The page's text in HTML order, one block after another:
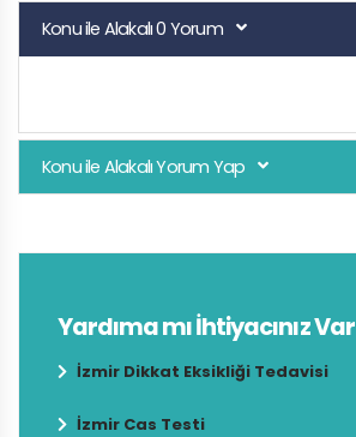
Konu ile Alakalı 0 Yorum
Konu ile Alakalı Yorum Yap
Yardıma mı İhtiyacınız Var
İzmir Dikkat Eksikliği Tedavisi
İzmir Cas Testi